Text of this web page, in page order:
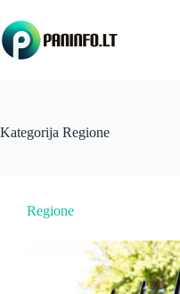
to
content
Kategorija Regione
Regione